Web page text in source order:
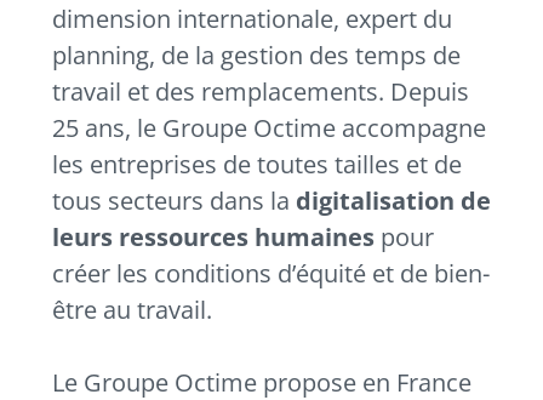
dimension internationale, expert du
planning, de la gestion des temps de
travail et des remplacements. Depuis
25 ans, le Groupe Octime accompagne
les entreprises de toutes tailles et de
tous secteurs dans la digitalisation de
leurs ressources humainespour
créer les conditions d’équité et de bien-
être au travail.
Le Groupe Octime propose en France